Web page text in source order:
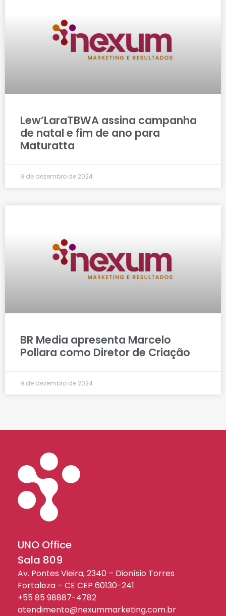
Lew’LaraTBWA assina campanha
de natal e fim de ano para
Maturatta
9 de dezembro de 2024
BR Media apresenta Marcelo
Pollara como Diretor de Criação
9 de dezembro de 2024
UNO Office
Sala 809
Av. Pontes Vieira, 2340 – Dionísio Torres
Fortaleza – CE CEP 60130-241
+55 85 98887-4782
atendimento@nexummarketing.com.br